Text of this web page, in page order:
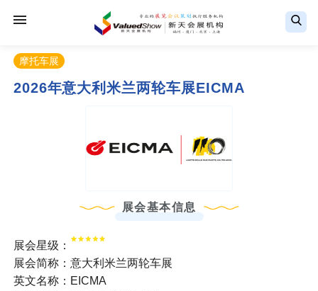
摩托车展
2026年意大利米兰两轮车展EICMA
展会基本信息
展会星级：
展会简称：意大利米兰两轮车展
英文名称：EICMA